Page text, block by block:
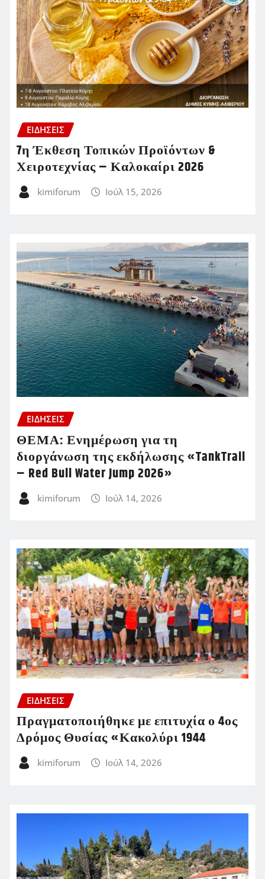
ΕΙΔΗΣΕΙΣ
7η Έκθεση Τοπικών Προϊόντων &
Χειροτεχνίας – Καλοκαίρι 2026
kimiforum Ιούλ 15, 2026
ΕΙΔΗΣΕΙΣ
ΘΕΜΑ: Ενημέρωση για τη
διοργάνωση της εκδήλωσης «TankTrail
– Red Bull Water Jump 2026»
kimiforum Ιούλ 14, 2026
ΕΙΔΗΣΕΙΣ
Πραγματοποιήθηκε με επιτυχία ο 4ος
Δρόμος Θυσίας «Κακολύρι 1944
kimiforum Ιούλ 14, 2026